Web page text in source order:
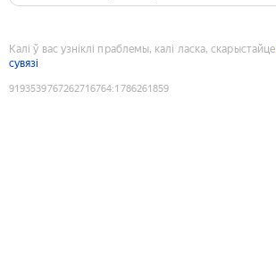
Калі ў вас узніклі праблемы, калі ласка, скарыстайце
сувязі
9193539767262716764:1786261859